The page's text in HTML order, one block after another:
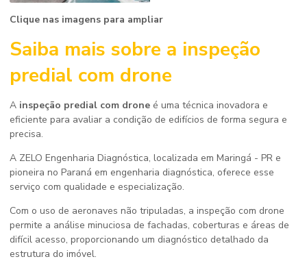
Clique nas imagens para ampliar
Saiba mais sobre a inspeção
predial com drone
A inspeção predial com drone é uma técnica inovadora e
eficiente para avaliar a condição de edifícios de forma segura e
precisa.
A ZELO Engenharia Diagnóstica, localizada em Maringá - PR e
pioneira no Paraná em engenharia diagnóstica, oferece esse
serviço com qualidade e especialização.
Com o uso de aeronaves não tripuladas, a inspeção com drone
permite a análise minuciosa de fachadas, coberturas e áreas de
difícil acesso, proporcionando um diagnóstico detalhado da
estrutura do imóvel.